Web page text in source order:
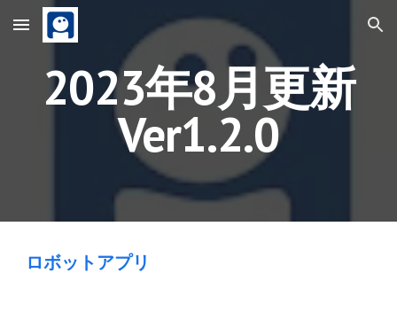
Skip to main content Skip to navigation
2023年8月更新
Ver1.2.0
ロボットアプリ